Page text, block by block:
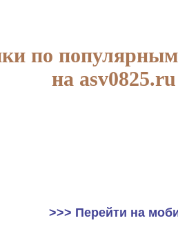
по
на asv0825.ru
>>> Перейти на